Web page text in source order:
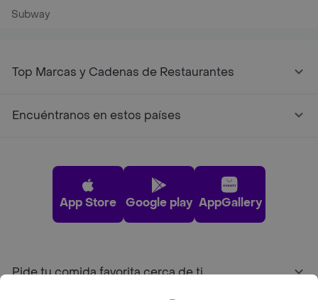
Subway
Top Marcas y Cadenas de Restaurantes
Encuéntranos en estos países
App Store Google play AppGallery
Pide tu comida favorita cerca de ti